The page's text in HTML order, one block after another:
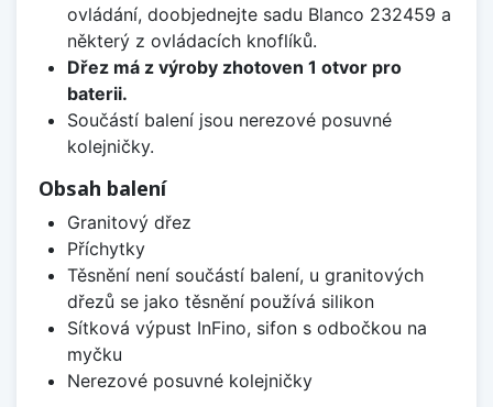
ovládání, doobjednejte sadu Blanco 232459 a
některý z ovládacích knoflíků.
Dřez má z výroby zhotoven 1 otvor pro
baterii.
Součástí balení jsou nerezové posuvné
kolejničky.
Obsah balení
Granitový dřez
Příchytky
Těsnění není součástí balení, u granitových
dřezů se jako těsnění používá silikon
Sítková výpust InFino, sifon s odbočkou na
myčku
Nerezové posuvné kolejničky